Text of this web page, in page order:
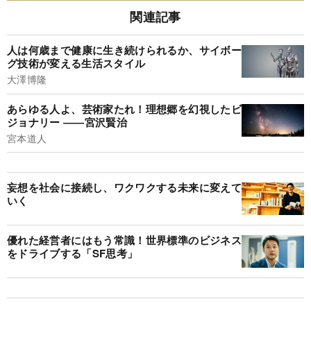
関連記事
人は何歳まで健康に生き続けられるか、サイボー
グ技術が変える生活スタイル
大澤博隆
あらゆる人よ、芸術家たれ！理想郷を幻視したビ
ジョナリー ――宮沢賢治
宮本道人
妄想を社会に接続し、ワクワクする未来に変えて
いく
優れた経営者にはもう常識！世界標準のビジネス
をドライブする「SF思考」